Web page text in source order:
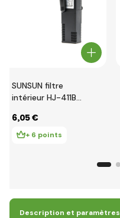
SUNSUN filtre
intérieur HJ-411B
6,05 €
+ 6 points
Description et paramètres